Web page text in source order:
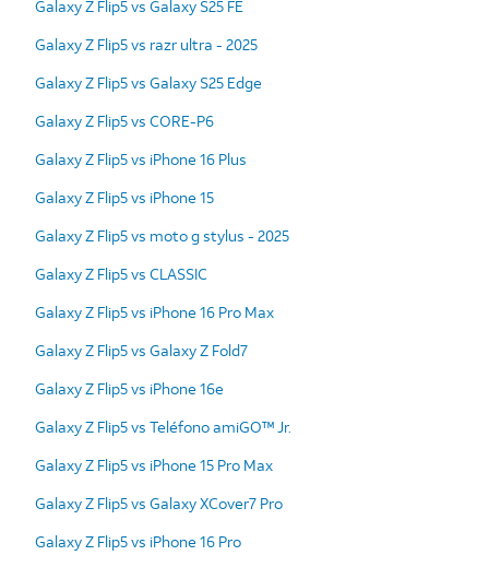
Galaxy Z Flip5 vs Galaxy S25 FE
Galaxy Z Flip5 vs razr ultra - 2025
Galaxy Z Flip5 vs Galaxy S25 Edge
Galaxy Z Flip5 vs CORE-P6
Galaxy Z Flip5 vs iPhone 16 Plus
Galaxy Z Flip5 vs iPhone 15
Galaxy Z Flip5 vs moto g stylus - 2025
Galaxy Z Flip5 vs CLASSIC
Galaxy Z Flip5 vs iPhone 16 Pro Max
Galaxy Z Flip5 vs Galaxy Z Fold7
Galaxy Z Flip5 vs iPhone 16e
Galaxy Z Flip5 vs Teléfono amiGO™ Jr.
Galaxy Z Flip5 vs iPhone 15 Pro Max
Galaxy Z Flip5 vs Galaxy XCover7 Pro
Galaxy Z Flip5 vs iPhone 16 Pro